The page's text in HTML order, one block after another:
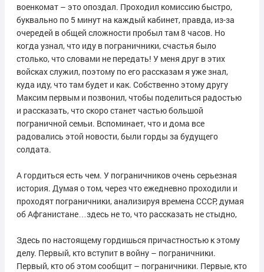
военкомат – это опоздал. Проходил комиссию быстро,
буквально по 5 минут на каждый кабинет, правда, из-за
очередей в общей сложности пробыл там 8 часов. Но
когда узнал, что иду в пограничники, счастья было
столько, что словами не передать! У меня друг в этих
войсках служил, поэтому по его рассказам я уже знал,
куда иду, что там будет и как. Собственно этому другу
Максим первым и позвонил, чтобы поделиться радостью
и рассказать, что скоро станет частью большой
пограничной семьи. Вспоминает, что и дома все
радовались этой новости, были горды за будущего
солдата.
А гордиться есть чем. У пограничников очень серьезная
история. Думая о том, через что ежедневно проходили и
проходят пограничники, анализируя времена СССР, думая
об Афганистане…здесь не то, что рассказать не стыдно,
Здесь по настоящему гордишься причастностью к этому
делу. Первый, кто вступит в войну – пограничники.
Первый, кто об этом сообщит – пограничники. Первые, кто